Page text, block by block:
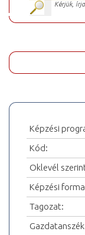
Kérjük,
Képzési
Kód:
Oklevél
Képzési
Tagozat: